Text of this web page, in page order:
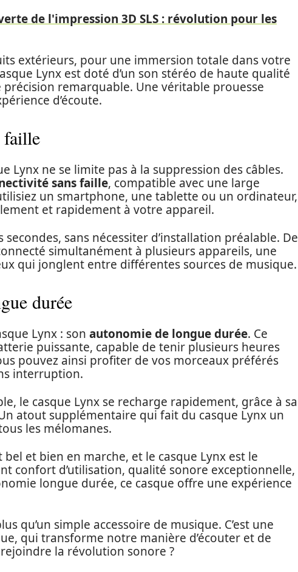
de l'impression 3D SLS : révolution pour les
extérieurs, pour une immersion totale dans votre
Lynx est doté d’un son stéréo de haute qualité
remarquable. Une véritable prouesse
d’écoute.
faille
Lynx ne se limite pas à la suppression des câbles.
sans faille, compatible avec une large
un smartphone, une tablette ou un ordinateur,
et rapidement à votre appareil.
sans nécessiter d’installation préalable. De
simultanément à plusieurs appareils, une
qui jonglent entre différentes sources de musique.
durée
Lynx : son autonomie de longue durée. Ce
puissante, capable de tenir plusieurs heures
pouvez ainsi profiter de vos morceaux préférés
interruption.
le casque Lynx se recharge rapidement, grâce à sa
atout supplémentaire qui fait du casque Lynx un
les mélomanes.
et bien en marche, et le casque Lynx est le
confort d’utilisation, qualité sonore exceptionnelle,
longue durée, ce casque offre une expérience
qu’un simple accessoire de musique. C’est une
qui transforme notre manière d’écouter et de
la révolution sonore ?